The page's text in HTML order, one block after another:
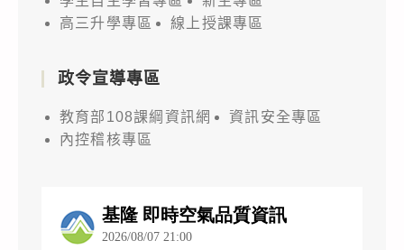
高三升學專區
線上授課專區
政令宣導專區
教育部108課綱資訊網
資訊安全專區
內控稽核專區